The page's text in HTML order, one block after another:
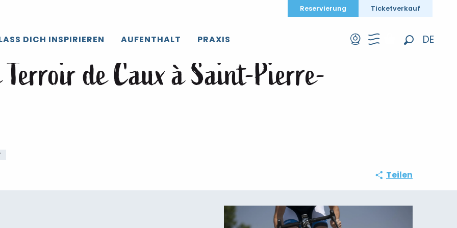
DE
Reservierung Ticketverkauf
DICH INSPIRIEREN AUFENTHALT PRAXIS
Challenge cycliste Terroir de Caux à Saint-Pierre-Bénouville
de Caux à Saint-Pierre-
Teilen